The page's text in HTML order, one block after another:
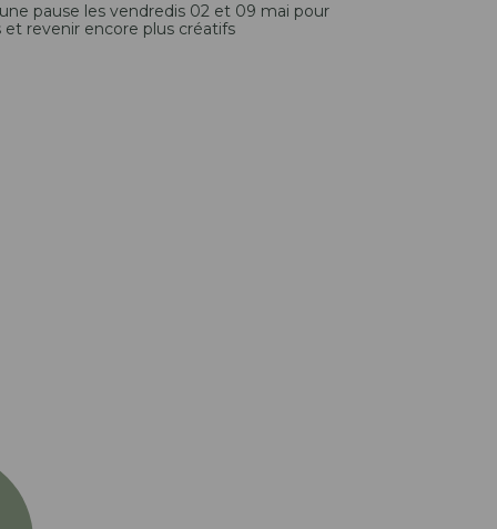
pause les vendredis 02 et 09 mai pour
revenir encore plus créatifs